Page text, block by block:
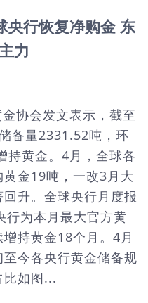
央行恢复净购金 东
力
协会发文表示，截至
备量2331.52吨，环
持黄金。4月，全球各
金19吨，一改3月大
升。全球央行月度报
行为本月最大官方黄
持黄金18个月。4月
今各央行黄金储备规
比如图...